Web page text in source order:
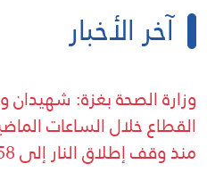
آخر الأخبار
وزارة الصحة بغزة:
القطاع خلال الساعات
منذ وقف إطلاق النار إلى 1258